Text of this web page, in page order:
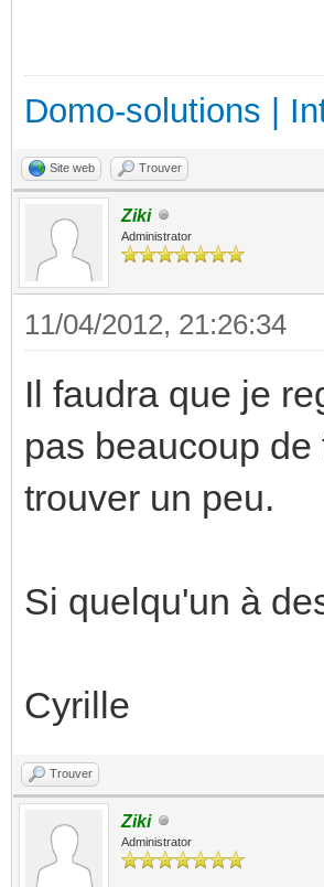
Domo-solutions |
Site web Trouver
Ziki
Administrator
11/04/2012, 21:26:34
Il faudra que je
pas beaucoup
trouver un peu.
Si quelqu'un à
Cyrille
Trouver
Ziki
Administrator